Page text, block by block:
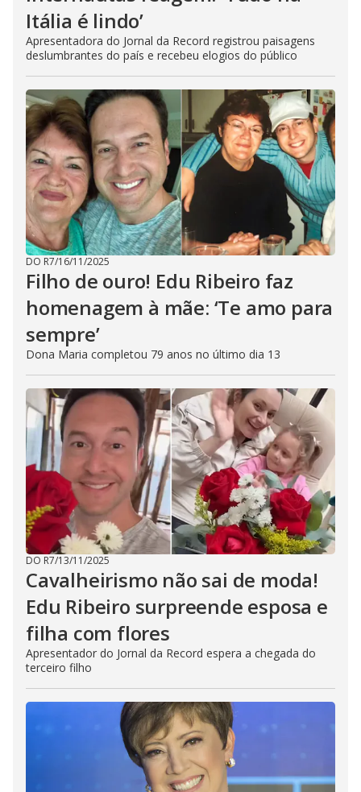
Itália é lindo’
Apresentadora do Jornal da Record registrou paisagens
deslumbrantes do país e recebeu elogios do público
DO R7/16/11/2025
Filho de ouro! Edu Ribeiro faz
homenagem à mãe: ‘Te amo para
sempre’
Dona Maria completou 79 anos no último dia 13
DO R7/13/11/2025
Cavalheirismo não sai de moda!
Edu Ribeiro surpreende esposa e
filha com flores
Apresentador do Jornal da Record espera a chegada do
terceiro filho